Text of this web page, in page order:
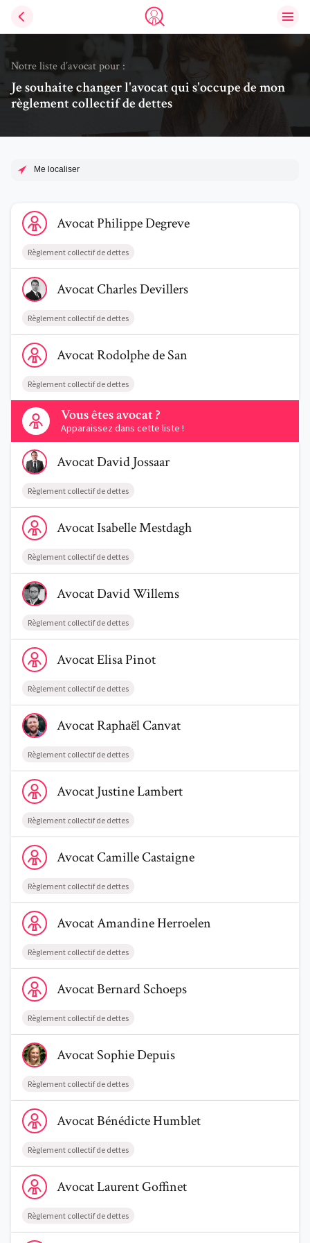
Trouve un avocat
Notre liste d’avocat pour :
Je souhaite changer l'avocat qui s'occupe de mon
règlement collectif de dettes
Me localiser
Voir le profil de AvocatPhilippe Degreve
AvocatPhilippeDegreve
Règlement collectif de dettes
Voir le profil de AvocatCharles Devillers
AvocatCharlesDevillers
Règlement collectif de dettes
Voir le profil de AvocatRodolphe de San
AvocatRodolphede San
Règlement collectif de dettes
Vous êtes avocat ?
Apparaissez dans cette liste !
Contactez-nous
Voir le profil de AvocatDavid Jossaar
AvocatDavidJossaar
Règlement collectif de dettes
Voir le profil de AvocatIsabelle Mestdagh
AvocatIsabelleMestdagh
Règlement collectif de dettes
Voir le profil de AvocatDavid Willems
AvocatDavidWillems
Règlement collectif de dettes
Voir le profil de AvocatElisa Pinot
AvocatElisaPinot
Règlement collectif de dettes
Voir le profil de AvocatRaphaël Canvat
AvocatRaphaëlCanvat
Règlement collectif de dettes
Voir le profil de AvocatJustine Lambert
AvocatJustineLambert
Règlement collectif de dettes
Voir le profil de AvocatCamille Castaigne
AvocatCamilleCastaigne
Règlement collectif de dettes
Voir le profil de AvocatAmandine Herroelen
AvocatAmandineHerroelen
Règlement collectif de dettes
Voir le profil de AvocatBernard Schoeps
AvocatBernardSchoeps
Règlement collectif de dettes
Voir le profil de AvocatSophie Depuis
AvocatSophieDepuis
Règlement collectif de dettes
Voir le profil de AvocatBénédicte Humblet
AvocatBénédicteHumblet
Règlement collectif de dettes
Voir le profil de AvocatLaurent Goffinet
AvocatLaurentGoffinet
Règlement collectif de dettes
Voir le profil de AvocatRoxane D'Aoust